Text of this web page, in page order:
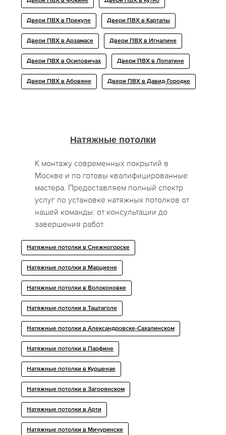
Двери ПВХ в Прекуле Двери ПВХ в Карталы
Двери ПВХ в Арзамасе Двери ПВХ в Игналине
Двери ПВХ в Осиповичах Двери ПВХ в Лопатине
Двери ПВХ в Абовяне Двери ПВХ в Давид-Городке
Натяжные потолки
К монтажу современных покрытий в
Москве и по готовы квалифицированные
мастера. Предоставляем полный спектр
услуг по установке натяжных потолков от
нашей команды: от консультации до
завершения работ.
Натяжные потолки в Снежногорске
Натяжные потолки в Марциене
Натяжные потолки в Волоконовке
Натяжные потолки в Таштаголе
Натяжные потолки в Александровске-Сахалинском
Натяжные потолки в Парфине
Натяжные потолки в Куршенае
Натяжные потолки в Загорянском
Натяжные потолки в Арти
Натяжные потолки в Мичуринске